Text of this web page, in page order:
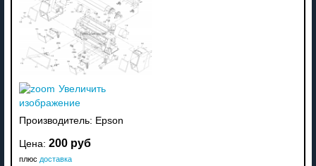
Увеличить
изображение
Производитель: Epson
Цена: 200 руб
плюс доставка